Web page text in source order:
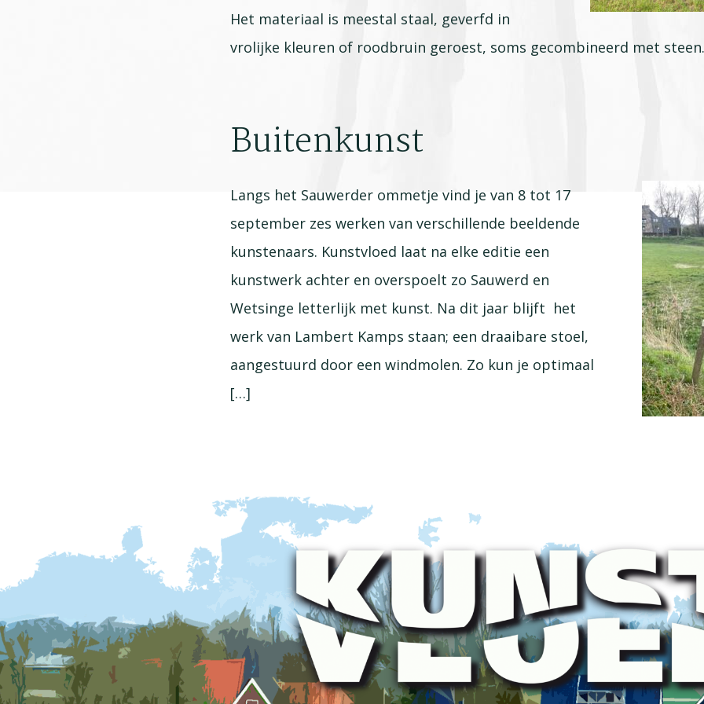
Het materiaal is meestal staal, geverfd in
vrolijke kleuren of roodbruin geroest, soms gecombineerd met
Buitenkunst
Langs het Sauwerder ommetje vind je van 8 tot 17
september zes werken van verschillende beeldende
kunstenaars. Kunstvloed laat na elke editie een
kunstwerk achter en overspoelt zo Sauwerd en
Wetsinge letterlijk met kunst. Na dit jaar blijft het
werk van Lambert Kamps staan; een draaibare stoel,
aangestuurd door een windmolen. Zo kun je optimaal
[…]
Footer